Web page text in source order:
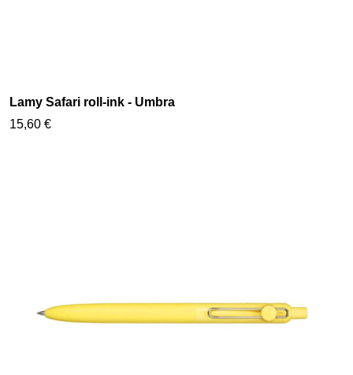
Lamy Safari roll-ink - Umbra
15,60 €